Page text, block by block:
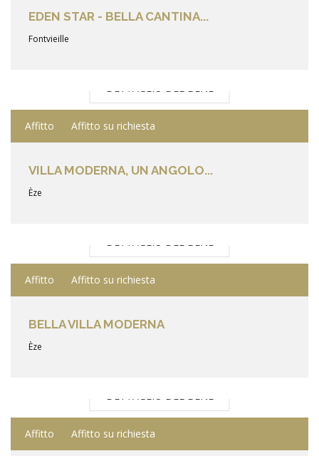
EDEN STAR - BELLA CANTINA...
Fontvieille
DETTAGLIO DEL BENE
Affitto Affitto su richiesta
VILLA MODERNA, UN ANGOLO...
Èze
DETTAGLIO DEL BENE
Affitto Affitto su richiesta
BELLA VILLA MODERNA
Èze
DETTAGLIO DEL BENE
Affitto Affitto su richiesta